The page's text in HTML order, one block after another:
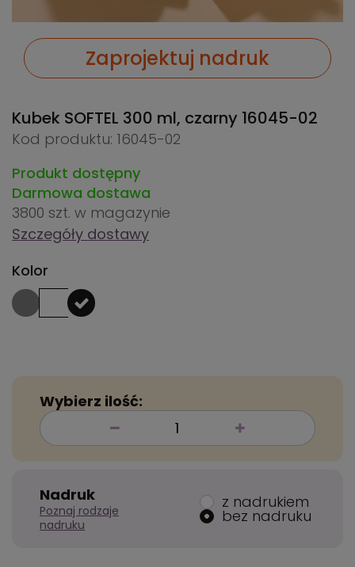
Zaprojektuj nadruk
Kubek SOFTEL 300 ml, czarny 16045-02
Kod produktu: 16045-02
Produkt dostępny
Darmowa dostawa
3800 szt. w magazynie
Szczegóły dostawy
Kolor
Wybierz ilość:
Nadruk
Poznaj rodzaje
nadruku
z nadrukiem
bez nadruku